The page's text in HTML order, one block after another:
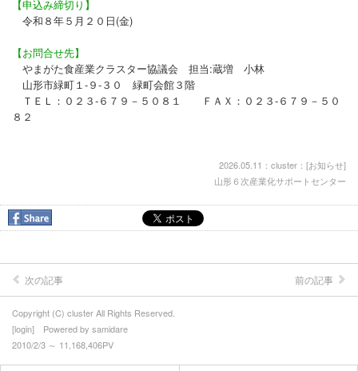
【申込み締切り】
令和８年５月２０日(金)
【お問合せ先】
やまがた食産業クラスター協議会 担当:蔵増 小林
山形市緑町１-９-３０ 緑町会館３階
ＴＥＬ：０２３-６７９－５０８１ ＦＡＸ：０２３-６７９－５０
８２
2026.05.11：cluster：[お知らせ]
山形６次産業化サポートセンター
次の記事 前の記事
Copyright (C) cluster All Rights Reserved.
[login] Powered by samidare
2010/2/3 ～ 11,168,406PV